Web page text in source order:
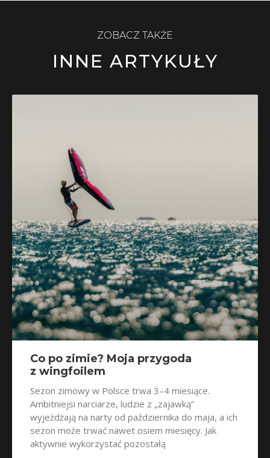
ZOBACZ TAKŻE
INNE ARTYKUŁY
Co po zimie? Moja przygoda
z wingfoilem
Sezon zimowy w Polsce trwa 3–4 miesiące.
Ambitniejsi narciarze, ludzie z „zajawką”
wyjeżdżają na narty od października do maja, a ich
sezon może trwać nawet osiem miesięcy. Jak
aktywnie wykorzystać pozostałą